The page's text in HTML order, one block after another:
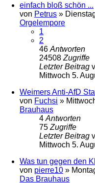
einfach bloß schön ...
von Petrus »
Orgelempore
1
2
46 Antworten
24508 Zugriffe
Letzter Beitrag
Mittwoch 5.
Weimers Anti-AfD
von Fuchsi »
Brauhaus
4 Antworten
75 Zugriffe
Letzter Beitrag
Mittwoch 5.
Was tun gegen den
von pierre10 »
Das Brauhaus